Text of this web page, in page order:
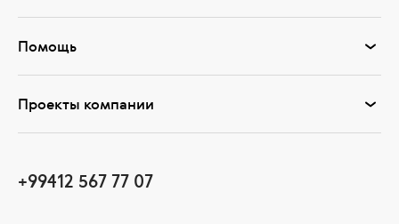
Помощь
Проекты компании
+99412 567 77 07